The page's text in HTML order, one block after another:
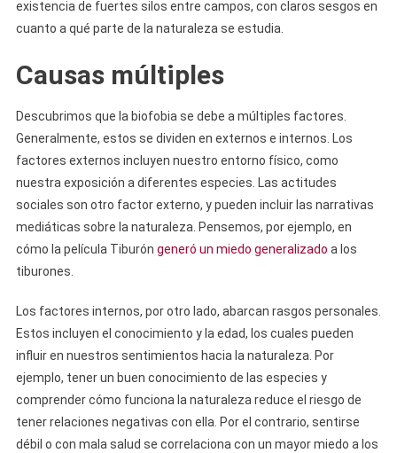
existencia de fuertes silos entre campos, con claros sesgos en
cuanto a qué parte de la naturaleza se estudia.
Causas múltiples
Descubrimos que la biofobia se debe a múltiples factores.
Generalmente, estos se dividen en externos e internos. Los
factores externos incluyen nuestro entorno físico, como
nuestra exposición a diferentes especies. Las actitudes
sociales son otro factor externo, y pueden incluir las narrativas
mediáticas sobre la naturaleza. Pensemos, por ejemplo, en
cómo la película Tiburón generó un miedo generalizado a los
tiburones.
Los factores internos, por otro lado, abarcan rasgos personales.
Estos incluyen el conocimiento y la edad, los cuales pueden
influir en nuestros sentimientos hacia la naturaleza. Por
ejemplo, tener un buen conocimiento de las especies y
comprender cómo funciona la naturaleza reduce el riesgo de
tener relaciones negativas con ella. Por el contrario, sentirse
débil o con mala salud se correlaciona con un mayor miedo a los